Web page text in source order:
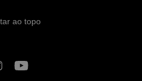
ao topo